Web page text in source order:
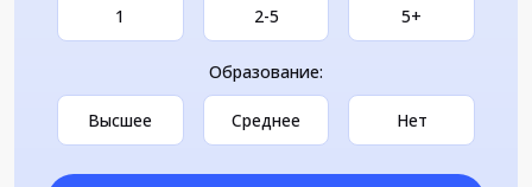
1 2-5 5+
Образование:
Высшее Среднее Нет